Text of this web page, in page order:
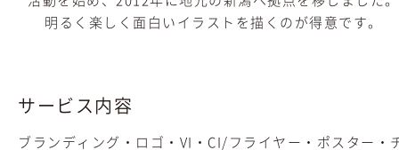
明るく楽しく面白いイラストを描くのが得意です。
サービス内容
ブランディング・ロゴ・VI・CI/フライヤー・ポスター・